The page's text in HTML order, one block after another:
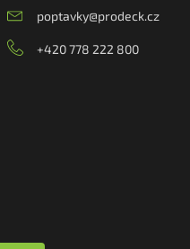
poptavky@prodeck.cz
+420 778 222 800